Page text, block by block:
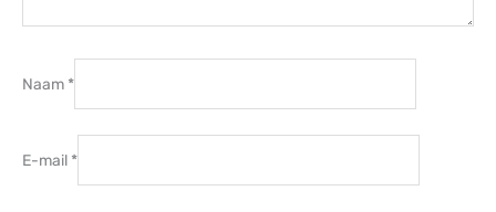
Naam *
E-mail *